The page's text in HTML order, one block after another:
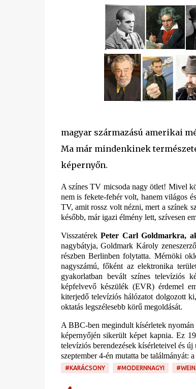
magyar származású amerikai
Ma már mindenkinek
képernyőn.
A színes TV micsoda nagy ötlet! Mivel
nem is fekete-fehér volt, hanem világos
TV, amit rossz volt nézni, mert a színek
később, már igazi élmény lett, szívesen
VisszatérekPeter Carl Goldmarkra,
nagybátyja, Goldmark Károly
részben Berlinben folytatta. Mérnöki
nagyszámú, főként az elektronika
gyakorlatban bevált színes televíziós
képfelvevő készülék (EVR) érdemel
kiterjedő televíziós hálózatot dolgozott
oktatás legszélesebb körű megoldását.
A BBC-ben megindult kísérletek
képernyőjén sikerült képet kapnia. Ez
televíziós berendezések kísérleteivel és
szeptember 4-én mutatta be találmányát:
#KARÁCSONY #MODERNNAGYI